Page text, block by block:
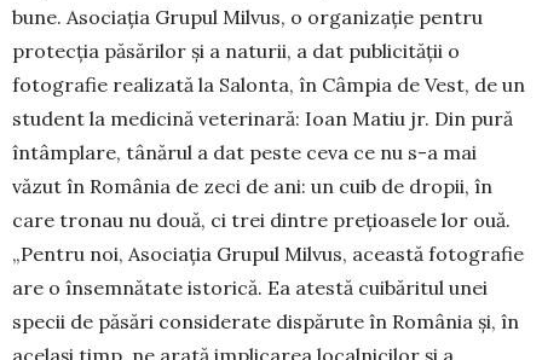
bune. Asociația Grupul Milvus, o organizație pentru
protecția păsărilor și a naturii, a dat pu­blicității o
fotografie realizată la Salonta, în Câm­pia de Vest, de un
student la medicină veterinară: Ioan Matiu jr. Din pură
întâmplare, tânărul a dat pes­te ceva ce nu s-a mai
văzut în România de zeci de ani: un cuib de dropii, în
care tronau nu două, ci trei dintre prețioasele lor ouă.
„Pentru noi, Aso­­ciația Grupul Milvus, această fotografie
are o însemnătate istorică. Ea atestă cuibăritul unei
specii de păsări considerate dispărute în Româ­nia și, în